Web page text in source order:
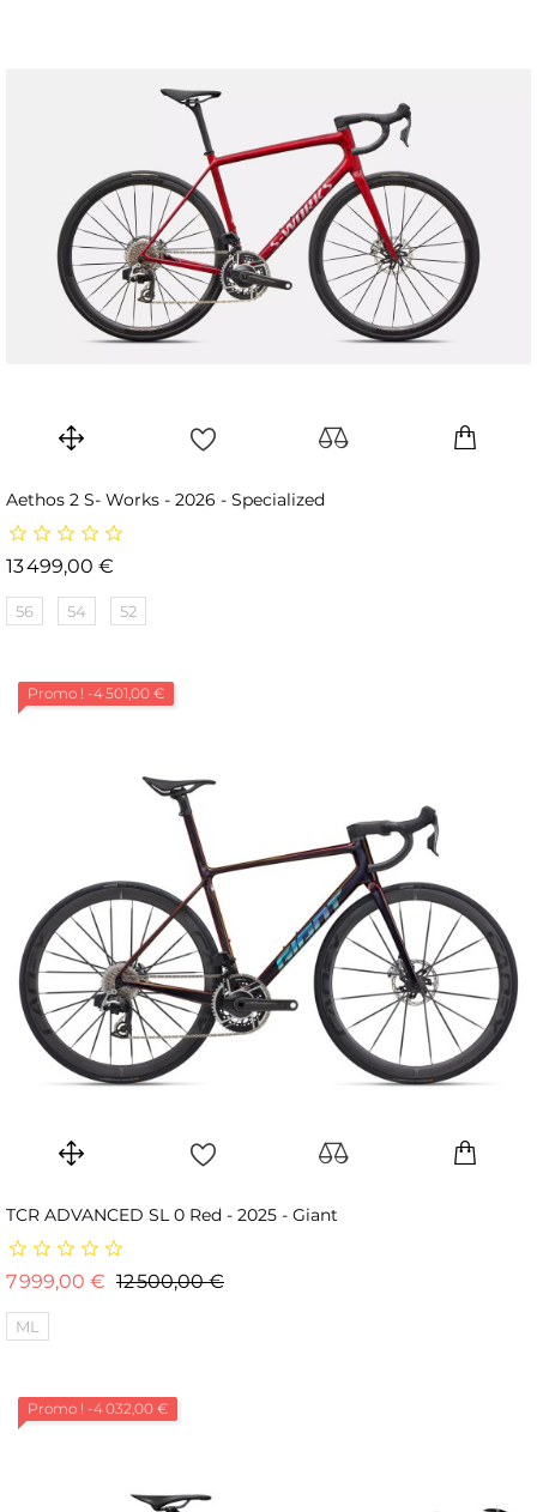
Aethos 2 S- Works - 2026 - Specialized
13 499,00 €
56 54 52
Promo ! -4 501,00 €
TCR ADVANCED SL 0 Red - 2025 - Giant
7 999,00 € Prix de base
12 500,00 €Prix
ML
Promo ! -4 032,00 €